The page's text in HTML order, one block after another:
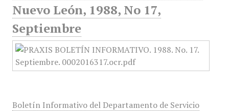
Nuevo León, 1988, No 17,
Septiembre
Boletín Informativo del Departamento de Servicio